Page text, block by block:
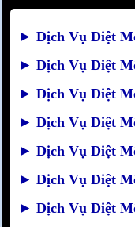
► Dịch Vụ Diệt
► Dịch Vụ Diệt
► Dịch Vụ Diệt
► Dịch Vụ Diệt
► Dịch Vụ Diệt
► Dịch Vụ Diệt
► Dịch Vụ Diệt